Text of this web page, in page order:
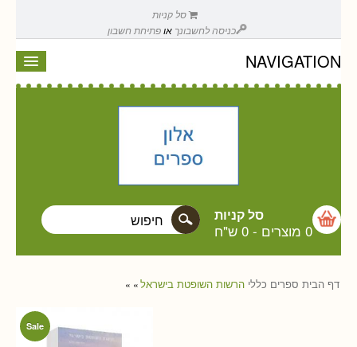
סל קניות
כניסה לחשבונך אופתיחת חשבון
NAVIGATION
סל קניות
0 מוצרים - 0 ש"ח
דף הבית » ספרים כללי » הרשות השופטת בישראל
Sale